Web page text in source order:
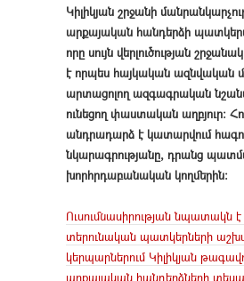
Կիլիկյան շրջանի
արքայական հանդերձի
որը սույն վերլուծության
է որպես հայկական ազնվական
արտացոլող ազգագրական
ունեցող փաստական աղբյուր։
անդրադարձ է կատարվում
նկարագրությանը, դրանց
խորհրդաբանական կողմերին:
Ուսումնասիրության նպատակն է
տերունական պատկերների
կերպարներում Կիլիկյան
արքայական հանդերձների